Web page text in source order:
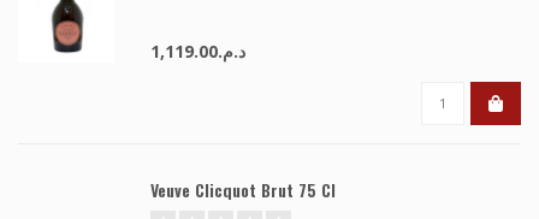
د.م.1,119.00
Veuve Clicquot Brut 75 Cl